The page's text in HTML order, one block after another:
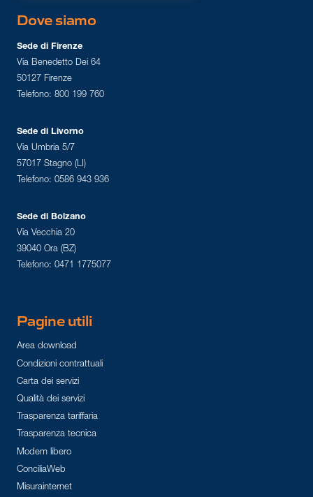
Dove siamo
Sede di Firenze
Via Benedetto Dei 64
50127 Firenze
Telefono: 800 199 760
Sede di Livorno
Via Umbria 5/7
57017 Stagno (LI)
Telefono: 0586 943 936
Sede di Bolzano
Via Vecchia 20
39040 Ora (BZ)
Telefono: 0471 1775077
Pagine utili
Area download
Condizioni contrattuali
Carta dei servizi
Qualità dei servizi
Trasparenza tariffaria
Trasparenza tecnica
Modem libero
ConciliaWeb
Misurainternet